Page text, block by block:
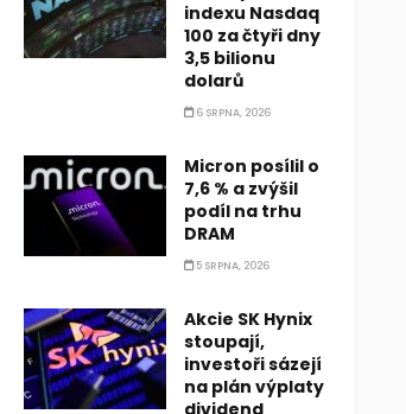
indexu Nasdaq
100 za čtyři dny
3,5 bilionu
dolarů
6 SRPNA, 2026
Micron posílil o
7,6 % a zvýšil
podíl na trhu
DRAM
5 SRPNA, 2026
Akcie SK Hynix
stoupají,
investoři sázejí
na plán výplaty
dividend